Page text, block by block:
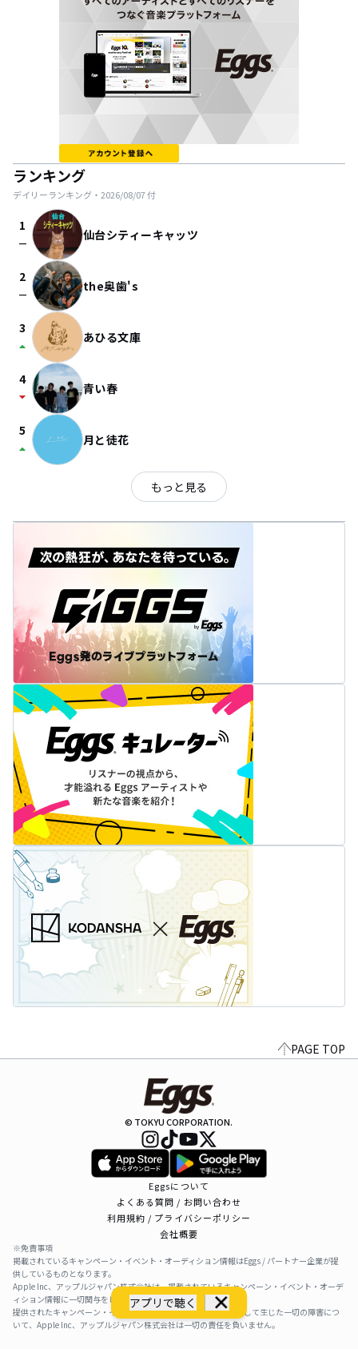
アプリで聴く
ランキング
デイリーランキング・ 2026/08/07付
1
check_indeterminate_small 仙台シティーキャッツ
2
check_indeterminate_small the奥歯's
3
arrow_drop_up あひる文庫
4
arrow_drop_down 青い春
5
arrow_drop_up 月と徒花
もっと見る
PAGE TOP
© TOKYU CORPORATION.
Eggsについて
よくある質問 / お問い合わせ
利用規約 / プライバシーポリシー
会社概要
※免責事項
掲載されているキャンペーン・イベント・オーディション情報はEggs / パートナー企業が提
供しているものとなります。
Apple Inc、アップルジャパン株式会社は、掲載されているキャンペーン・イベント・オーデ
ィション情報に一切関与をしておりません。
提供されたキャンペーン・イベント・オーディション情報を利用して生じた一切の障害につ
いて、Apple Inc、アップルジャパン株式会社は一切の責任を負いません。